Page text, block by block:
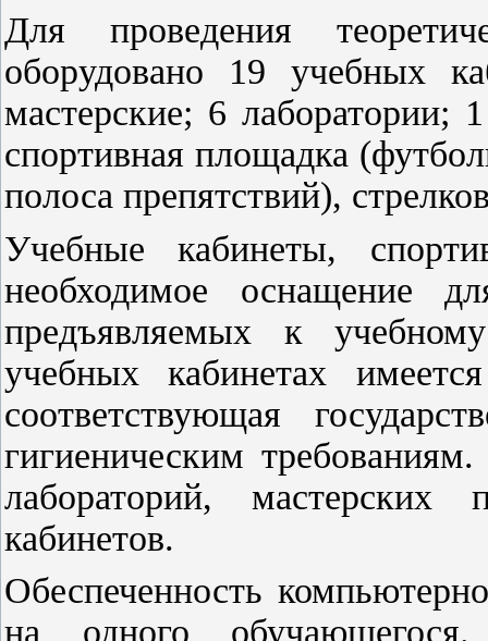
Для проведения
оборудовано 19 учебных
мастерские; 6 лаборатории;
спортивная площадка
полоса препятствий),
Учебные кабинеты,
необходимое оснащение
предъявляемых к
учебных кабинетах
соответствующая
гигиеническим
лабораторий,
кабинетов.
Обеспеченность
на одного